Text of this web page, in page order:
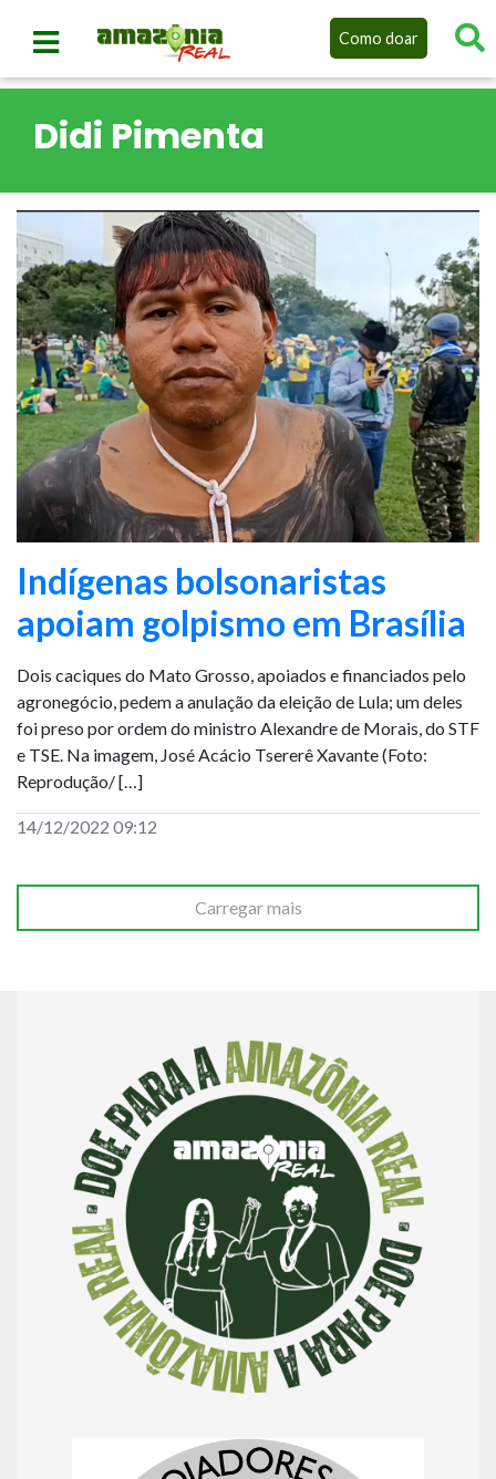
Como doar
Didi Pimenta
Indígenas bolsonaristas
apoiam golpismo em Brasília
Dois caciques do Mato Grosso, apoiados e financiados pelo
agronegócio, pedem a anulação da eleição de Lula; um deles
foi preso por ordem do ministro Alexandre de Morais, do STF
e TSE. Na imagem, José Acácio Tsererê Xavante (Foto:
Reprodução/ […]
14/12/2022 09:12
Carregar mais